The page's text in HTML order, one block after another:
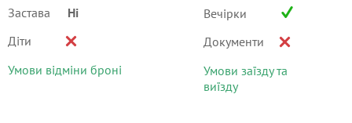
Застава
Ні
Діти
Умови відміни броні
Вечірки
Документи
Умови заїзду та
виїзду